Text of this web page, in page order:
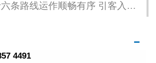
六条路线运作顺畅有序 引客入区
4491